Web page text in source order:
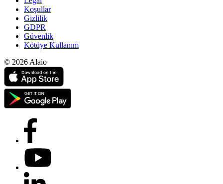
Koşullar
Gizlilik
GDPR
Güvenlik
Kötüye Kullanım
© 2026 Alaio